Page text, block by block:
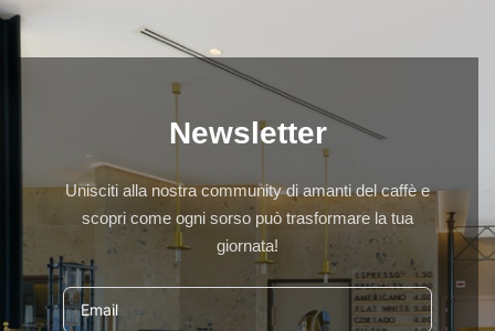
Newsletter
Unisciti alla nostra community di amanti del caffè e
scopri come ogni sorso può trasformare la tua
giornata!